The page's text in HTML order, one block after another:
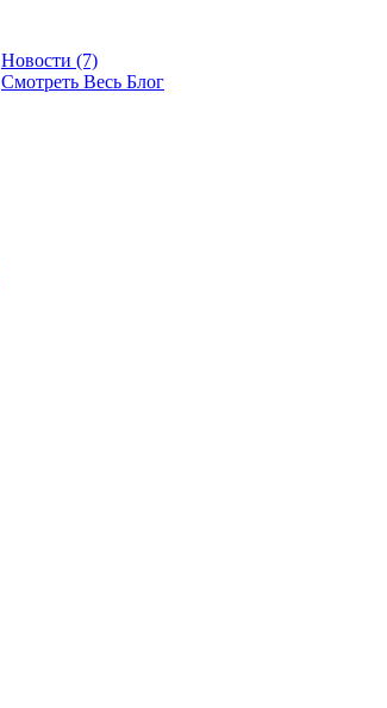
Новости (7)
Смотреть Весь Блог